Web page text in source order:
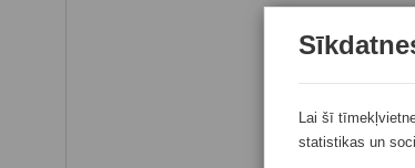
Lai šī
statistikas un